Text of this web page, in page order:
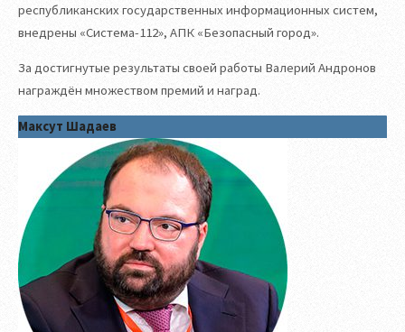
республиканских государственных информационных систем,
внедрены «Система-112», АПК «Безопасный город».
За достигнутые результаты своей работы Валерий Андронов
награждён множеством премий и наград.
Максут Шадаев